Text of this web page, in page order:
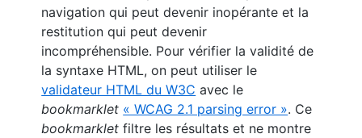
navigation qui peut devenir inopérante et la
restitution qui peut devenir
incompréhensible. Pour vérifier la validité de
la syntaxe HTML, on peut utiliser le
validateur HTML du W3C avec le
bookmarklet « WCAG 2.1 parsing error ». Ce
bookmarklet filtre les résultats et ne montre